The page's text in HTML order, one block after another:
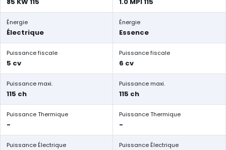
Énergie
Électrique
Énergie
Essence
Puissance fiscale
5 cv
Puissance fiscale
6 cv
Puissance maxi.
115 ch
Puissance maxi.
115 ch
Puissance Thermique
-
Puissance Thermique
-
Puissance Électrique Puissance Électrique